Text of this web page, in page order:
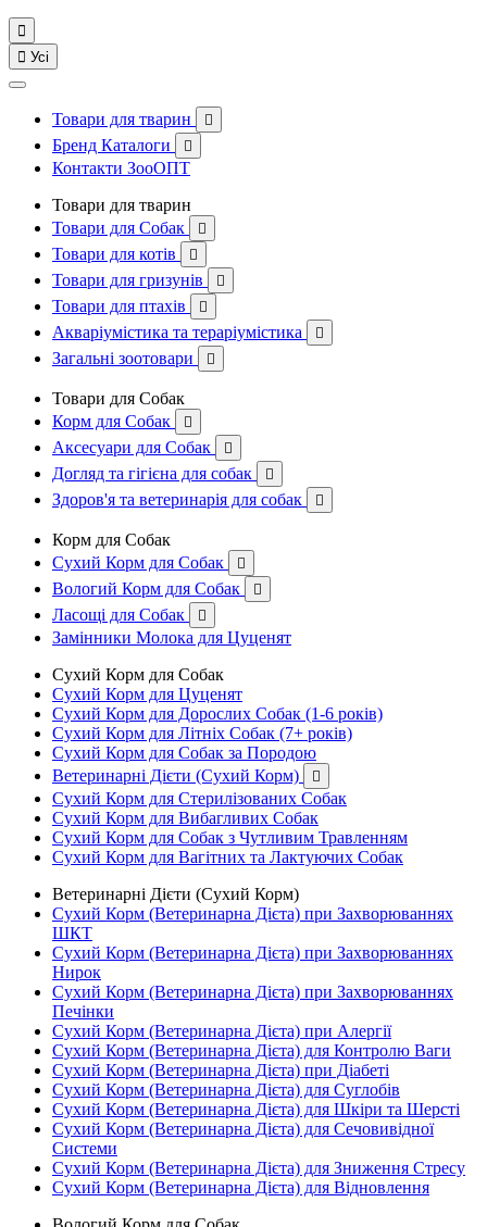

 Усі
Товари для тварин 
Бренд Каталоги 
Контакти ЗооОПТ
Товари для тварин
Товари для Собак

Товари для котів 
Товари для гризунів 
Товари для птахів 
Акваріумістика та тераріумістика 
Загальні зоотовари 
Товари для Собак
Корм для Собак

Аксесуари для Собак 
Догляд та гігієна для собак 
Здоров'я та ветеринарія для собак 
Корм для Собак
Сухий Корм для Собак

Вологий Корм для Собак 
Ласощі для Собак 
Замінники Молока для Цуценят
Сухий Корм для Собак
Сухий Корм для Цуценят
Сухий Корм для Дорослих Собак (1-6 років)
Сухий Корм для Літніх Собак (7+ років)
Сухий Корм для Собак за Породою
Ветеринарні Дієти (Сухий Корм)

Сухий Корм для Стерилізованих Собак
Сухий Корм для Вибагливих Собак
Сухий Корм для Собак з Чутливим Травленням
Сухий Корм для Вагітних та Лактуючих Собак
Ветеринарні Дієти (Сухий Корм)
Сухий Корм (Ветеринарна Дієта) при Захворюваннях
ШКТ
Сухий Корм (Ветеринарна Дієта) при Захворюваннях
Нирок
Сухий Корм (Ветеринарна Дієта) при Захворюваннях
Печінки
Сухий Корм (Ветеринарна Дієта) при Алергії
Сухий Корм (Ветеринарна Дієта) для Контролю Ваги
Сухий Корм (Ветеринарна Дієта) при Діабеті
Сухий Корм (Ветеринарна Дієта) для Суглобів
Сухий Корм (Ветеринарна Дієта) для Шкіри та Шерсті
Сухий Корм (Ветеринарна Дієта) для Сечовивідної
Системи
Сухий Корм (Ветеринарна Дієта) для Зниження Стресу
Сухий Корм (Ветеринарна Дієта) для Відновлення